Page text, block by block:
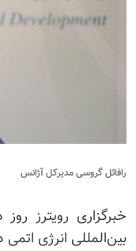
رافائل گروسی مدیرکل آژانس
خبرگزاری رویترز
بین‌المللی انرژی اتمی